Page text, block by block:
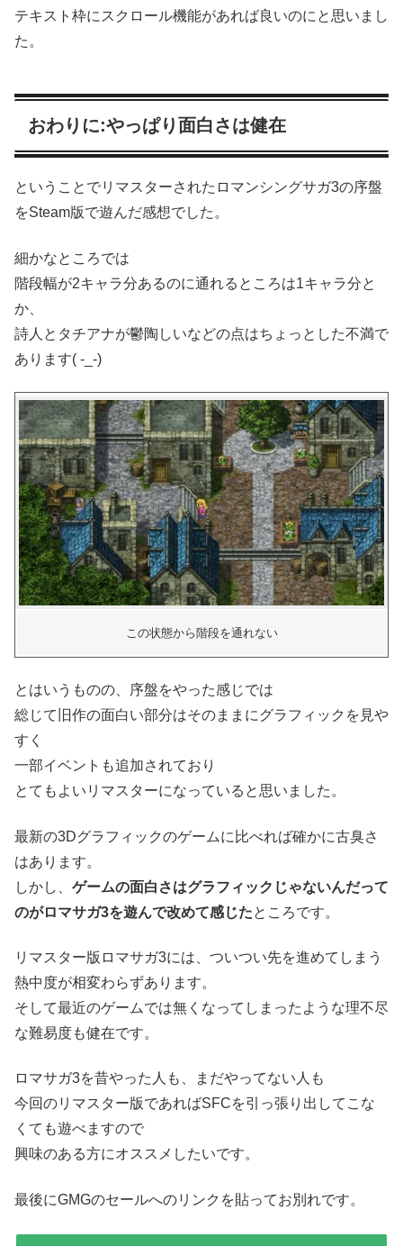
テキスト枠にスクロール機能があれば良いのにと思いまし
た。
おわりに:やっぱり面白さは健在
ということでリマスターされたロマンシングサガ3の序盤
をSteam版で遊んだ感想でした。
細かなところでは
階段幅が2キャラ分あるのに通れるところは1キャラ分と
か、
詩人とタチアナが鬱陶しいなどの点はちょっとした不満で
あります( -_-)
この状態から階段を通れない
とはいうものの、序盤をやった感じでは
総じて旧作の面白い部分はそのままにグラフィックを見や
すく
一部イベントも追加されており
とてもよいリマスターになっていると思いました。
最新の3Dグラフィックのゲームに比べれば確かに古臭さ
はあります。
しかし、 ゲームの面白さはグラフィックじゃないんだって
のがロマサガ3を遊んで改めて感じたところです。
リマスター版ロマサガ3には、ついつい先を進めてしまう
熱中度が相変わらずあります。
そして最近のゲームでは無くなってしまったような理不尽
な難易度も健在です。
ロマサガ3を昔やった人も、まだやってない人も
今回のリマスター版であればSFCを引っ張り出してこな
くても遊べますので
興味のある方にオススメしたいです。
最後にGMGのセールへのリンクを貼ってお別れです。